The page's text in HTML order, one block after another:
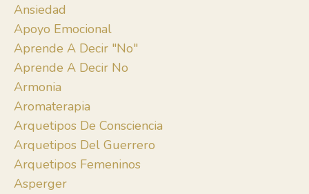
Ansiedad
Apoyo Emocional
Aprende A Decir "no"
Aprende A Decir No
Armonia
Aromaterapia
Arquetipos De Consciencia
Arquetipos Del Guerrero
Arquetipos Femeninos
Asperger